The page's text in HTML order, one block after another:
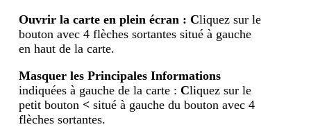
Ouvrir la carte en plein écran :Cliquez sur le
bouton avec 4 flèches sortantes situé à gauche
en haut de la carte.
Masquer les Principales Informations
indiquées à gauche de la carte :Cliquez sur le
petit bouton < situé à gauche du bouton avec 4
flèches sortantes.